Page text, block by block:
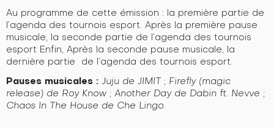
Au programme de cette émission : la première partie de
l’agenda des tournois esport. Après la première pause
musicale, la seconde partie de l’agenda des tournois
esport Enfin, Après la seconde pause musicale, la
dernière partie de l’agenda des tournois esport.
Pauses musicales : Juju de JIMIT; Firefly (magic
release) de Roy Know ; Another Day de Dabin ft. Nevve ;
Chaos In The House de Che Lingo.